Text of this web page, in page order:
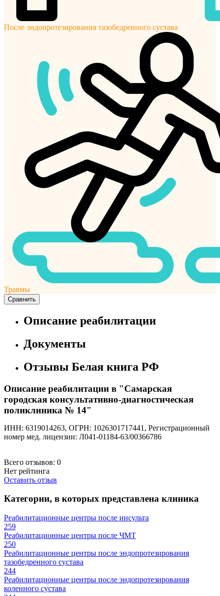
После эндопротезирования тазобедренного сустава
Травмы
Сравнить
Описание реабилитации
Документы
Отзывы Белая книга РФ
Описание реабилитации в "Самарская
городская консультативно-диагностическая
поликлиника № 14"
ИНН: 6319014263, ОГРН: 1026301717441, Регистрационный
номер мед. лицензии: Л041-01184-63/00366786
Всего отзывов: 0
Нет рейтинга
Оставить отзыв
Категории, в которых представлена клиника
Реабилитационные центры после инсульта
259
Реабилитационные центры после ЧМТ
250
Реабилитационные центры после эндопротезирования
тазобедренного сустава
244
Реабилитационные центры после эндопротезирования
коленного сустава